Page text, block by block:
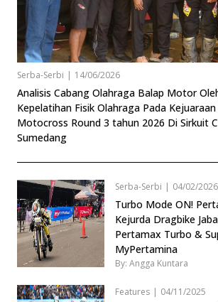
Serba-Serbi | 14/06/2026
Analisis Cabang Olahraga Balap Motor
Kepelatihan Fisik Olahraga Pada
Motocross Round 3 tahun 2026 Di Sirkuit
Sumedang
Serba-Serbi | 04/02/2026
Turbo Mode ON!
Kejurda Dragbike
Pertamax Turbo &
MyPertamina
By: Angga Kuntara
Features | 04/11/2025